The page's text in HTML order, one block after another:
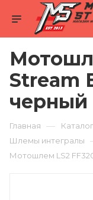
Stream
черный
Главная — Каталог
Шлемы интегралы
Мотошлем LS2